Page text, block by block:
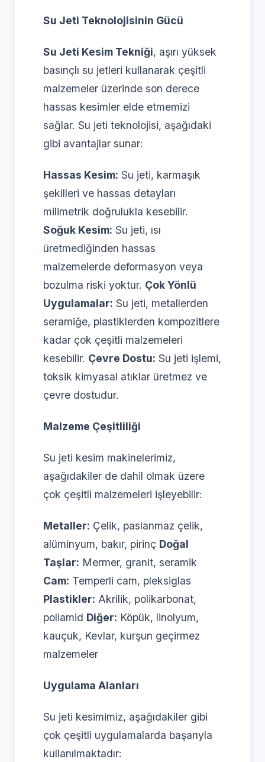
Su Jeti Teknolojisinin Gücü
Su Jeti Kesim Tekniği, aşırı yüksek
basınçlı su jetleri kullanarak çeşitli
malzemeler üzerinde son derece
hassas kesimler elde etmemizi
sağlar. Su jeti teknolojisi, aşağıdaki
gibi avantajlar sunar:
Hassas Kesim: Su jeti, karmaşık
şekilleri ve hassas detayları
milimetrik doğrulukla kesebilir.
Soğuk Kesim: Su jeti, ısı
üretmediğinden hassas
malzemelerde deformasyon veya
bozulma riski yoktur. Çok Yönlü
Uygulamalar: Su jeti, metallerden
seramiğe, plastiklerden kompozitlere
kadar çok çeşitli malzemeleri
kesebilir. Çevre Dostu: Su jeti işlemi,
toksik kimyasal atıklar üretmez ve
çevre dostudur.
Malzeme Çeşitliliği
Su jeti kesim makinelerimiz,
aşağıdakiler de dahil olmak üzere
çok çeşitli malzemeleri işleyebilir:
Metaller: Çelik, paslanmaz çelik,
alüminyum, bakır, pirinç Doğal
Taşlar: Mermer, granit, seramik
Cam: Temperli cam, pleksiglas
Plastikler: Akrilik, polikarbonat,
poliamid Diğer: Köpük, linolyum,
kauçuk, Kevlar, kurşun geçirmez
malzemeler
Uygulama Alanları
Su jeti kesimimiz, aşağıdakiler gibi
çok çeşitli uygulamalarda başarıyla
kullanılmaktadır: